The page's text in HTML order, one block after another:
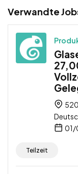
Verwandte
01/
Teilzeit